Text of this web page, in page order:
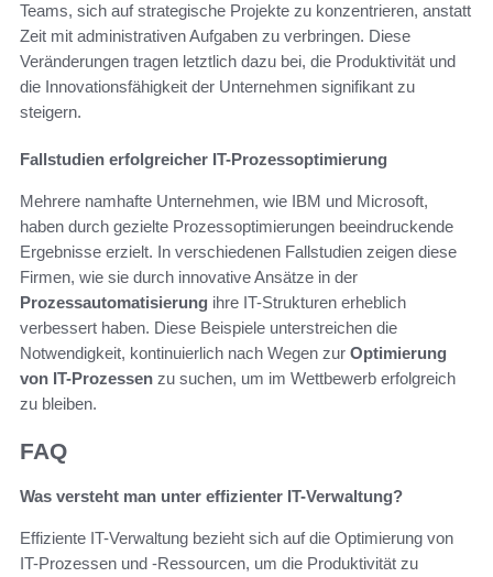
Teams, sich auf strategische Projekte zu konzentrieren, anstatt
Zeit mit administrativen Aufgaben zu verbringen. Diese
Veränderungen tragen letztlich dazu bei, die Produktivität und
die Innovationsfähigkeit der Unternehmen signifikant zu
steigern.
Fallstudien erfolgreicher IT-Prozessoptimierung
Mehrere namhafte Unternehmen, wie IBM und Microsoft,
haben durch gezielte Prozessoptimierungen beeindruckende
Ergebnisse erzielt. In verschiedenen Fallstudien zeigen diese
Firmen, wie sie durch innovative Ansätze in der
Prozessautomatisierung ihre IT-Strukturen erheblich
verbessert haben. Diese Beispiele unterstreichen die
Notwendigkeit, kontinuierlich nach Wegen zur Optimierung
von IT-Prozessen zu suchen, um im Wettbewerb erfolgreich
zu bleiben.
FAQ
Was versteht man unter effizienter IT-Verwaltung?
Effiziente IT-Verwaltung bezieht sich auf die Optimierung von
IT-Prozessen und -Ressourcen, um die Produktivität zu